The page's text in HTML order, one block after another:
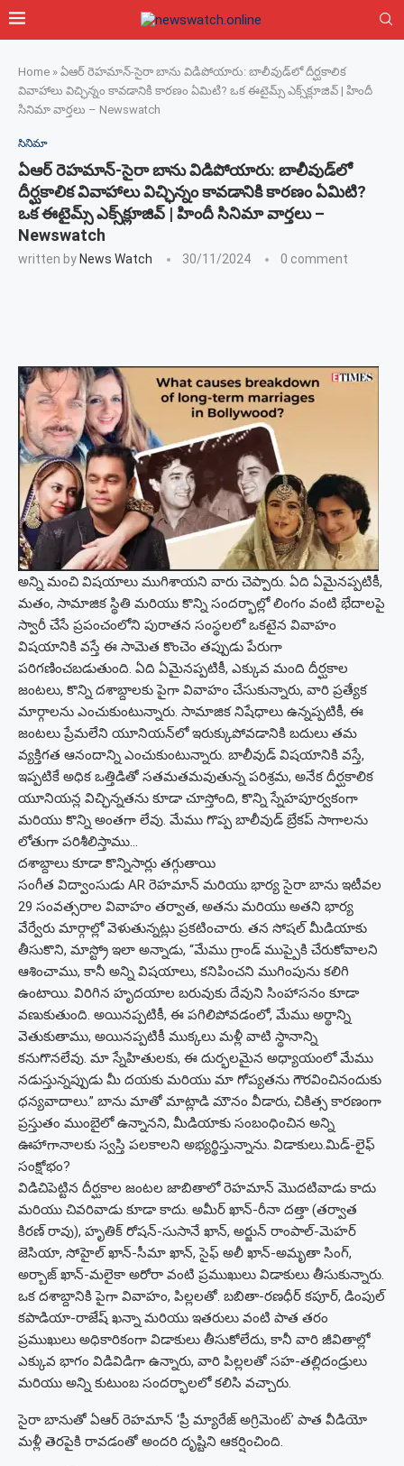
Home » ఏఆర్ రెహమాన్-సైరా బాను విడిపోయారు: బాలీవుడ్‌లో దీర్ఘకాలిక
వివాహాలు విచ్ఛిన్నం కావడానికి కారణం ఏమిటి? ఒక ఈటైమ్స్ ఎక్స్‌క్లూజివ్ | హిందీ
సినిమా వార్తలు – Newswatch
సినిమా
ఏఆర్ రెహమాన్-సైరా బాను విడిపోయారు: బాలీవుడ్‌లో
దీర్ఘకాలిక వివాహాలు విచ్ఛిన్నం కావడానికి కారణం ఏమిటి?
ఒక ఈటైమ్స్ ఎక్స్‌క్లూజివ్ | హిందీ సినిమా వార్తలు –
Newswatch
written by News Watch 30/11/2024 0 comment
అన్ని మంచి విషయాలు ముగిశాయని వారు చెప్పారు. ఏది ఏమైనప్పటికీ,
మతం, సామాజిక స్థితి మరియు కొన్ని సందర్భాల్లో లింగం వంటి భేదాలపై
స్వారీ చేసే ప్రపంచంలోని పురాతన సంస్థలలో ఒకటైన వివాహం
విషయానికి వస్తే ఈ సామెత కొంచెం తప్పుడు పేరుగా
పరిగణించబడుతుంది. ఏది ఏమైనప్పటికీ, ఎక్కువ మంది దీర్ఘకాల
జంటలు, కొన్ని దశాబ్దాలకు పైగా వివాహం చేసుకున్నారు, వారి ప్రత్యేక
మార్గాలను ఎంచుకుంటున్నారు. సామాజిక నిషేధాలు ఉన్నప్పటికీ, ఈ
జంటలు ప్రేమలేని యూనియన్‌లో ఇరుక్కుపోవడానికి బదులు తమ
వ్యక్తిగత ఆనందాన్ని ఎంచుకుంటున్నారు. బాలీవుడ్ విషయానికి వస్తే,
ఇప్పటికే అధిక ఒత్తిడితో సతమతమవుతున్న పరిశ్రమ, అనేక దీర్ఘకాలిక
యూనియన్ల విచ్ఛిన్నతను కూడా చూస్తోంది, కొన్ని స్నేహపూర్వకంగా
మరియు కొన్ని అంతగా లేవు. మేము గొప్ప బాలీవుడ్ బ్రేకప్ సాగాలను
లోతుగా పరిశీలిస్తాము…
దశాబ్దాలు కూడా కొన్నిసార్లు తగ్గుతాయి
సంగీత విద్వాంసుడు AR రెహమాన్ మరియు భార్య సైరా బాను ఇటీవల
29 సంవత్సరాల వివాహం తర్వాత, అతను మరియు అతని భార్య
వేర్వేరు మార్గాల్లో వెళుతున్నట్లు ప్రకటించారు. తన సోషల్ మీడియాకు
తీసుకొని, మాస్ట్రో ఇలా అన్నాడు, “మేము గ్రాండ్ ముప్పైకి చేరుకోవాలని
ఆశించాము, కానీ అన్ని విషయాలు, కనిపించని ముగింపును కలిగి
ఉంటాయి. విరిగిన హృదయాల బరువుకు దేవుని సింహాసనం కూడా
వణుకుతుంది. అయినప్పటికీ, ఈ పగిలిపోవడంలో, మేము అర్థాన్ని
వెతుకుతాము, అయినప్పటికీ ముక్కలు మళ్లీ వాటి స్థానాన్ని
కనుగొనలేవు. మా స్నేహితులకు, ఈ దుర్భలమైన అధ్యాయంలో మేము
నడుస్తున్నప్పుడు మీ దయకు మరియు మా గోప్యతను గౌరవించినందుకు
ధన్యవాదాలు.” బాను మాతో మాట్లాడి మౌనం వీడారు, చికిత్స కారణంగా
ప్రస్తుతం ముంబైలో ఉన్నానని, మీడియాకు సంబంధించిన అన్ని
ఊహాగానాలకు స్వస్తి పలకాలని అభ్యర్థిస్తున్నాను. విడాకులు.మిడ్-లైఫ్
సంక్షోభం?
విడిచిపెట్టిన దీర్ఘకాల జంటల జాబితాలో రెహమాన్ మొదటివాడు కాదు
మరియు చివరివాడు కూడా కాదు. అమీర్ ఖాన్-రీనా దత్తా (తర్వాత
కిరణ్ రావు), హృతిక్ రోషన్-సుసానే ఖాన్, అర్జున్ రాంపాల్-మెహర్
జెసియా, సోహైల్ ఖాన్-సీమా ఖాన్, సైఫ్ అలీ ఖాన్-అమృతా సింగ్,
అర్బాజ్ ఖాన్-మలైకా అరోరా వంటి ప్రముఖులు విడాకులు తీసుకున్నారు.
ఒక దశాబ్దానికి పైగా వివాహం, పిల్లలతో. బబితా-రణధీర్ కపూర్, డింపుల్
కపాడియా-రాజేష్ ఖన్నా మరియు ఇతరులు వంటి పాత తరం
ప్రముఖులు అధికారికంగా విడాకులు తీసుకోలేదు, కానీ వారి జీవితాల్లో
ఎక్కువ భాగం విడివిడిగా ఉన్నారు, వారి పిల్లలతో సహ-తల్లిదండ్రులు
మరియు అన్ని కుటుంబ సందర్భాలలో కలిసి వచ్చారు.
సైరా బానుతో ఏఆర్ రెహమాన్ ‘ప్రీ మ్యారేజ్ అగ్రిమెంట్’ పాత వీడియో
మళ్లీ తెరపైకి రావడంతో అందరి దృష్టిని ఆకర్షించింది.